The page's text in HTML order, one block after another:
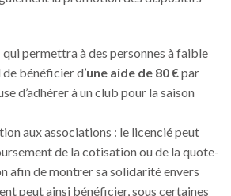
qui permettra à des personnes à faible
bénéficier d’une aide de 80 €par
d’adhérer à un club pour la saison
aux associations : le licencié peut
de la cotisation ou de la quote-
afin de montrer sa solidarité envers
peut ainsi bénéficier, sous certaines